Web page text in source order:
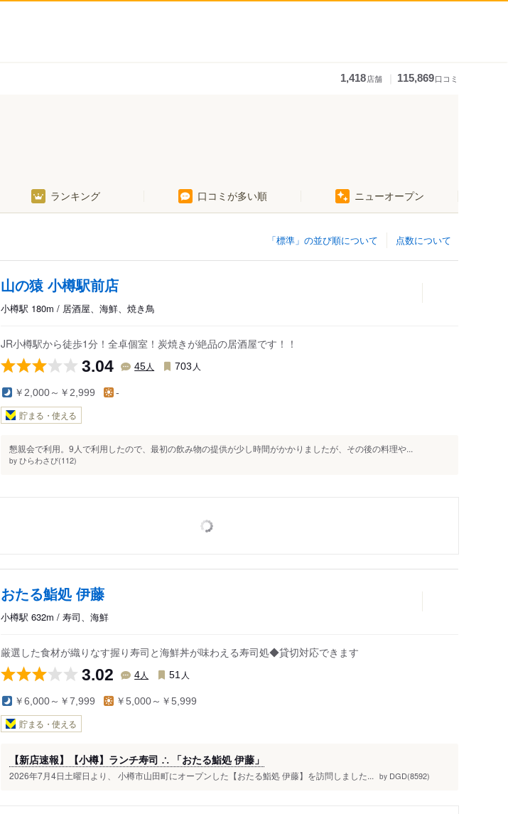
1,418店舗 115,869口コミ
ランキング 口コミが多い順 ニューオープン
点数について
「標準」の並び順について
山の猿 小樽駅前店
小樽駅 180m / 居酒屋、海鮮、焼き鳥
JR小樽駅から徒歩1分！全卓個室！炭焼きが絶品の居酒屋です！！
3.04 45人 703 人
￥2,000～￥2,999 -
貯まる・使える
懇親会で利用。9人で利用したので、最初の飲み物の提供が少し時間がかかりましたが、その後の料理や...
by ひらわさび(112)
おたる鮨処 伊藤
小樽駅 632m / 寿司、海鮮
厳選した食材が織りなす握り寿司と海鮮丼が味わえる寿司処◆貸切対応できます
3.02 4人 51 人
￥6,000～￥7,999 ￥5,000～￥5,999
貯まる・使える
【新店速報】【小樽】ランチ寿司 ∴ 「おたる鮨処 伊藤」
2026年7月4日土曜日より、 小樽市山田町にオープンした【おたる鮨処 伊藤】を訪問しました... by DGD(8592)